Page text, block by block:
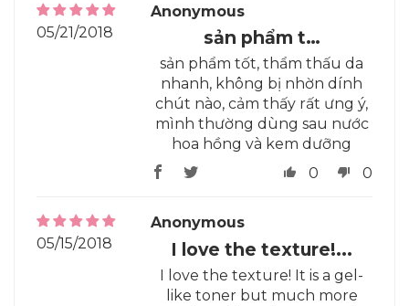
05/21/2018
Anonymous
sản phẩm t…
sản phẩm tốt, thẩm thấu da
nhanh, không bị nhờn dính
chút nào, cảm thấy rất ưng ý,
mình thường dùng sau nước
hoa hồng và kem dưỡng
0
0
05/15/2018
Anonymous
I love the texture!...
I love the texture! It is a gel-
like toner but much more